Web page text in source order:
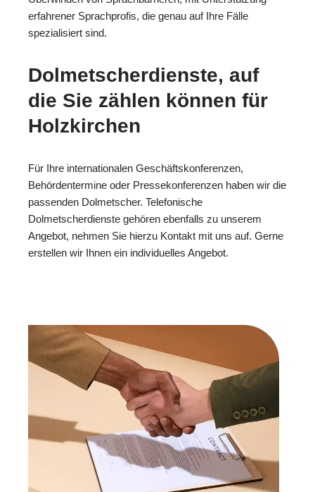
erfahrener Sprachprofis, die genau auf Ihre Fälle
spezialisiert sind.
Dolmetscherdienste, auf
die Sie zählen können für
Holzkirchen
Für Ihre internationalen Geschäftskonferenzen,
Behördentermine oder Pressekonferenzen haben wir die
passenden Dolmetscher. Telefonische
Dolmetscherdienste gehören ebenfalls zu unserem
Angebot, nehmen Sie hierzu Kontakt mit uns auf. Gerne
erstellen wir Ihnen ein individuelles Angebot.